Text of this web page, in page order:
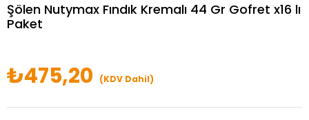
Şölen Nutymax Fındık Kremalı 44 Gr Gofret x16 lı
Paket
₺475,20 (KDV Dahil)